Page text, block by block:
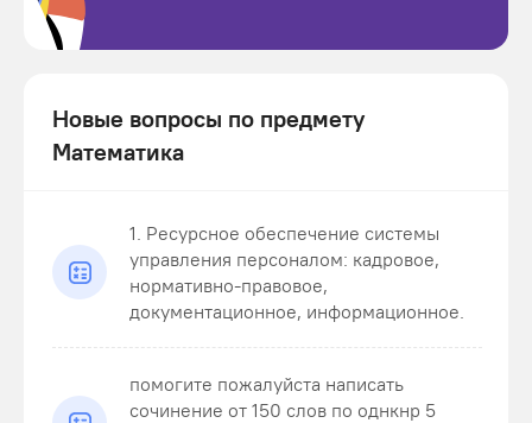
Новые вопросы по предмету
Математика
1. Ресурсное обеспечение системы
управления персоналом: кадровое,
нормативно-правовое,
документационное, информационное.
помогите пожалуйста написать
сочинение от 150 слов по однкнр 5